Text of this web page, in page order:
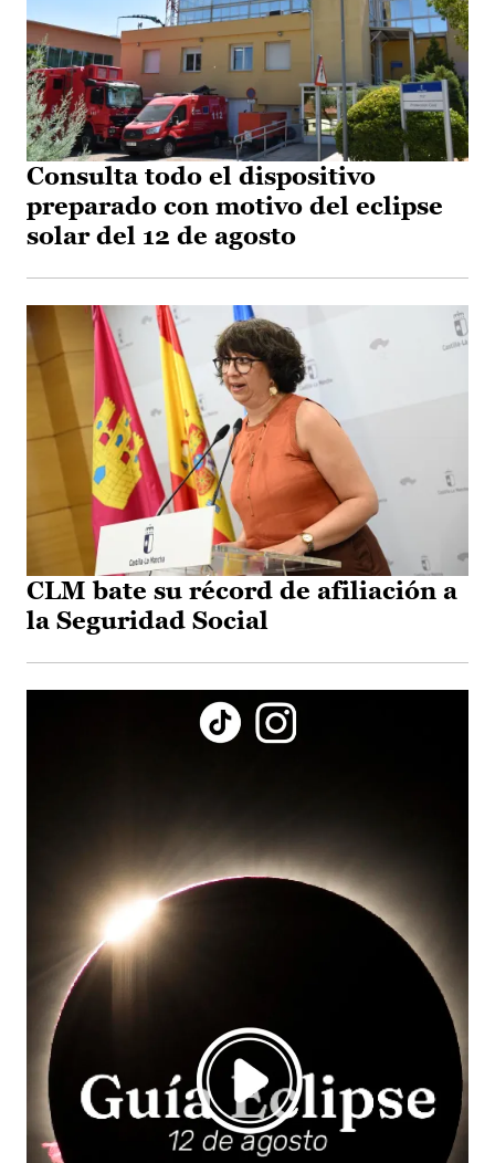
Consulta todo el dispositivo
preparado con motivo del eclipse
solar del 12 de agosto
CLM bate su récord de afiliación a
la Seguridad Social